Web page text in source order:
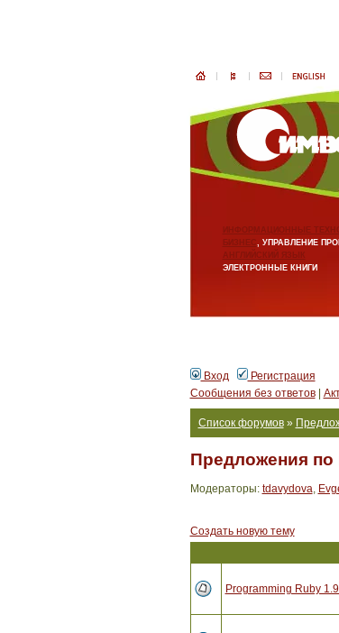
ИНФОРМАЦИОННЫЕ
БИЗНЕС, УПРАВЛЕНИЕ
АНГЛИЙСКИЙ ЯЗЫК
ЭЛЕКТРОННЫЕ КНИГИ
Вход
Регистрация
Сообщения без ответов|
Список форумов»
Предложения по
Модераторы: tdavydova,
Создать новую тему
Programming Ruby